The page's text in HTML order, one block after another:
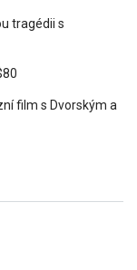
tragédii s
film s Dvorským a